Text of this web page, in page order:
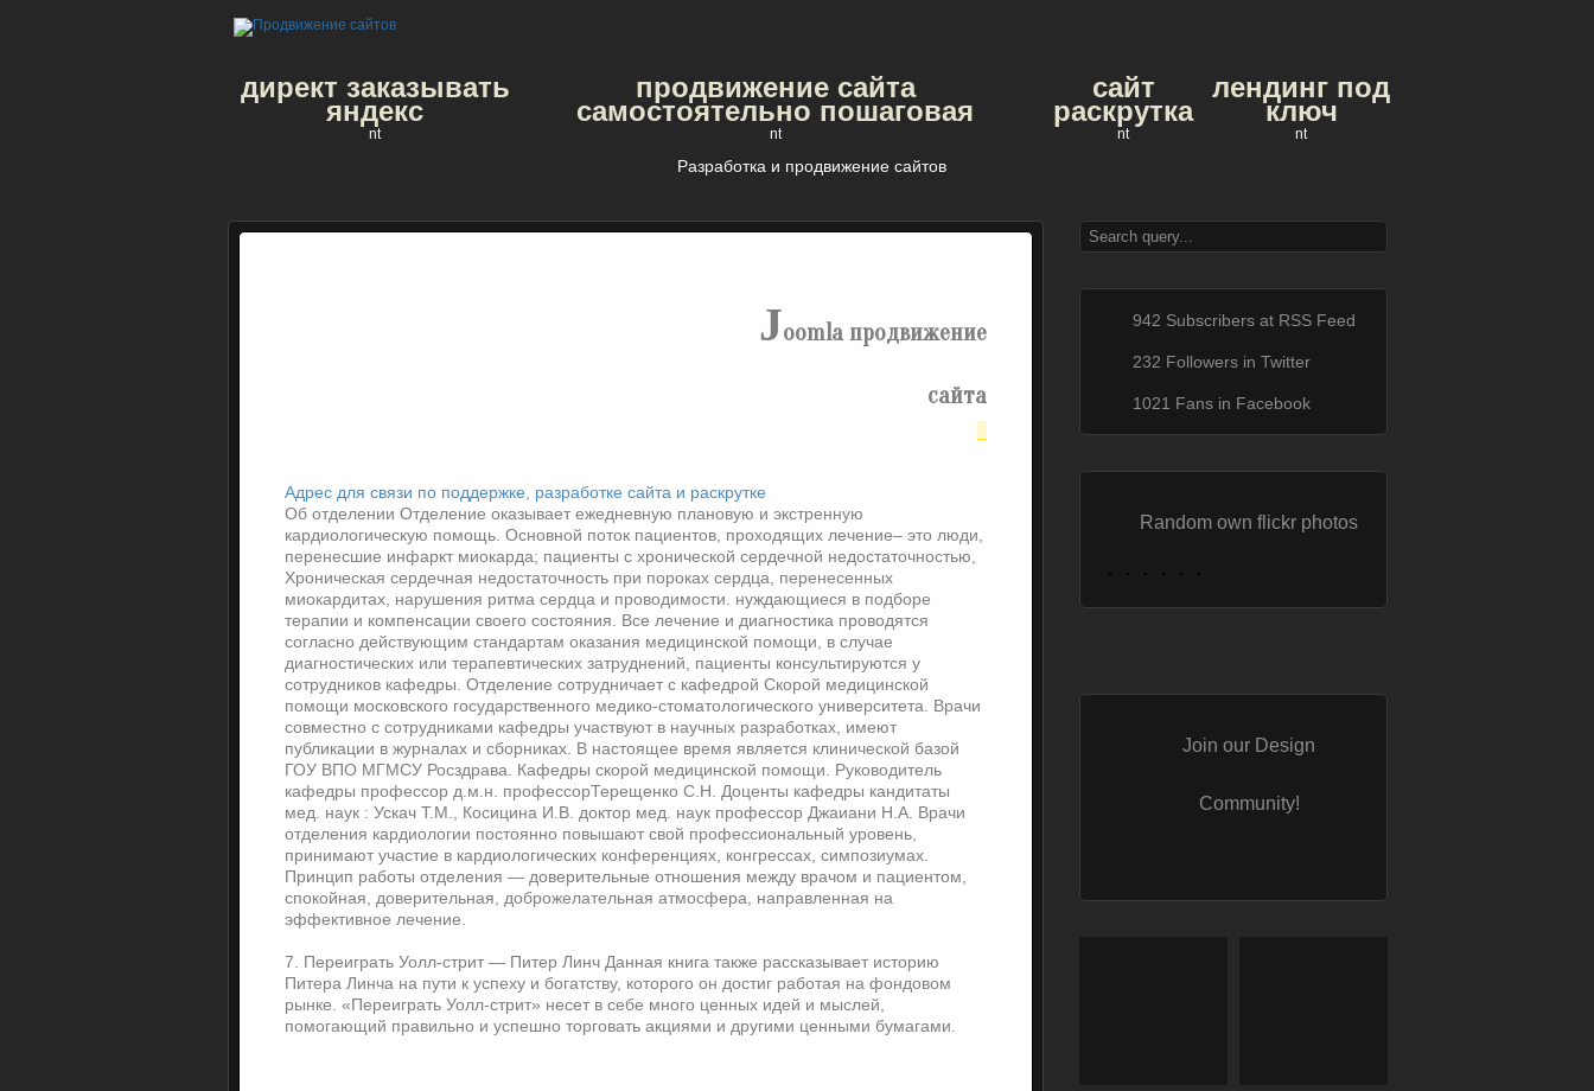
директ заказывать
яндекс
nt
продвижение сайта
самостоятельно пошаговая
nt
сайт
раскрутка
nt
лендинг под
ключ
nt
Разработка и продвижение сайтов
joomla продвижение
сайта
Адрес для связи по поддержке, разработке сайта и раскрутке
Об отделении Отделение оказывает ежедневную плановую и экстренную
кардиологическую помощь. Основной поток пациентов, проходящих лечение– это люди,
перенесшие инфаркт миокарда; пациенты с хронической сердечной недостаточностью,
Хроническая сердечная недостаточность при пороках сердца, перенесенных
миокардитах, нарушения ритма сердца и проводимости. нуждающиеся в подборе
терапии и компенсации своего состояния. Все лечение и диагностика проводятся
согласно действующим стандартам оказания медицинской помощи, в случае
диагностических или терапевтических затруднений, пациенты консультируются у
сотрудников кафедры. Отделение сотрудничает с кафедрой Скорой медицинской
помощи московского государственного медико-стоматологического университета. Врачи
совместно с сотрудниками кафедры участвуют в научных разработках, имеют
публикации в журналах и сборниках. В настоящее время является клинической базой
ГОУ ВПО МГМСУ Росздрава. Кафедры скорой медицинской помощи. Руководитель
кафедры профессор д.м.н. профессорТерещенко С.Н. Доценты кафедры кандитаты
мед. наук : Ускач Т.М., Косицина И.В. доктор мед. нayк профессор Джаиани Н.А. Врачи
отделения кардиологии постоянно повышают свой профессиональный уровень,
принимают участие в кардиологических конференциях, конгрессах, симпозиумах.
Принцип работы отделения — доверительные отношения между врачом и пациентом,
спокойная, доверительная, доброжелательная атмосфера, направленная на
эффективное лечение.
7. Переиграть Уолл-стрит — Питер Линч Данная книга также рассказывает историю
Питера Линча на пути к успеху и богатству, которого он достиг работая на фондовом
рынке. «Переиграть Уолл-стрит» несет в себе много ценных идей и мыслей,
помогающий правильно и успешно торговать акциями и другими ценными бумагами.
942 Subscribers at RSS Feed
232 Followers in Twitter
1021 Fans in Facebook
Random own flickr photos
Join our Design
Community!